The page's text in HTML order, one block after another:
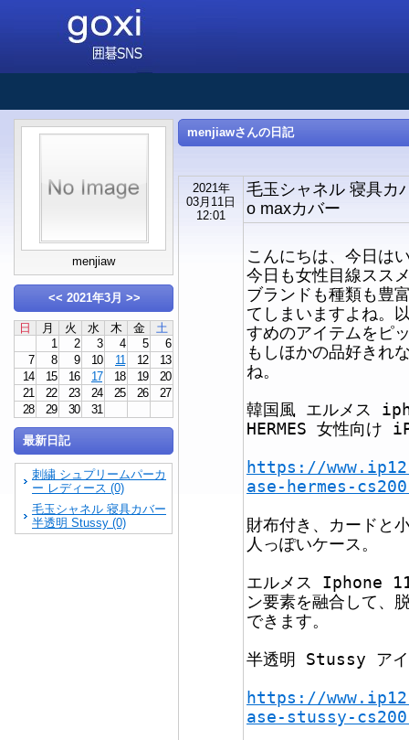
menjiaw
<< 2021年3月 >>
日 月 火 水 木 金
土
1
2 3 4 5
6
7
8 9 10 11 12
13
14
15 16 17 18 19
20
21
22 23 24 25 26
27
28
29 30 31
最新日記
刺繍 シュプリームパーカ
ー レディース (0)
毛玉シャネル 寝具カバー
半透明 Stussy (0)
menjiawさんの日記
2021年
03月11日
12:01
毛玉シャネル 寝具カ
o maxカバー
こんにちは、今日は
今日も女性目線スス
ブランドも種類も豊
てしまいますよね。
すめのアイテムをピ
もしほかの品好きれ
ね。
韓国風 エルメス
HERMES 女性向け
https://
ase-hermes-
財布付き、カードと
人っぽいケース。
エルメス Iphone
ン要素を融合して、
できます。
半透明 Stussy ア
https://
ase-stussy-